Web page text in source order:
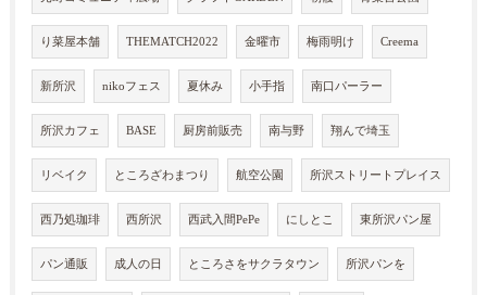
り菜屋本舗 THEMATCH2022 金曜市 梅雨明け Creema
新所沢 nikoフェス 夏休み 小手指 南口パーラー
所沢カフェ BASE 厨房前販売 南与野 翔んで埼玉
リベイク ところざわまつり 航空公園 所沢ストリートプレイス
西乃処珈琲 西所沢 西武入間PePe にしとこ 東所沢パン屋
パン通販 成人の日 ところさをサクラタウン 所沢パンを